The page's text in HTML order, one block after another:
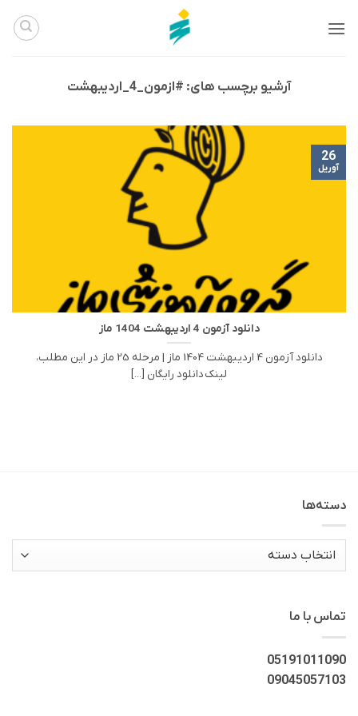
آرشیو برچسب های: #ازمون_4_اردیبهشت
دانلود آزمون 4 اردیبهشت 1404 ماز
دانلود آزمون 4 اردیبهشت 1404 ماز | مرحله 25 ماز در این مطلب،
لینک دانلود رایگان [...]
26
آوریل
دسته‌ها
دسته‌ها
تماس با ما
05191011090
09045057103